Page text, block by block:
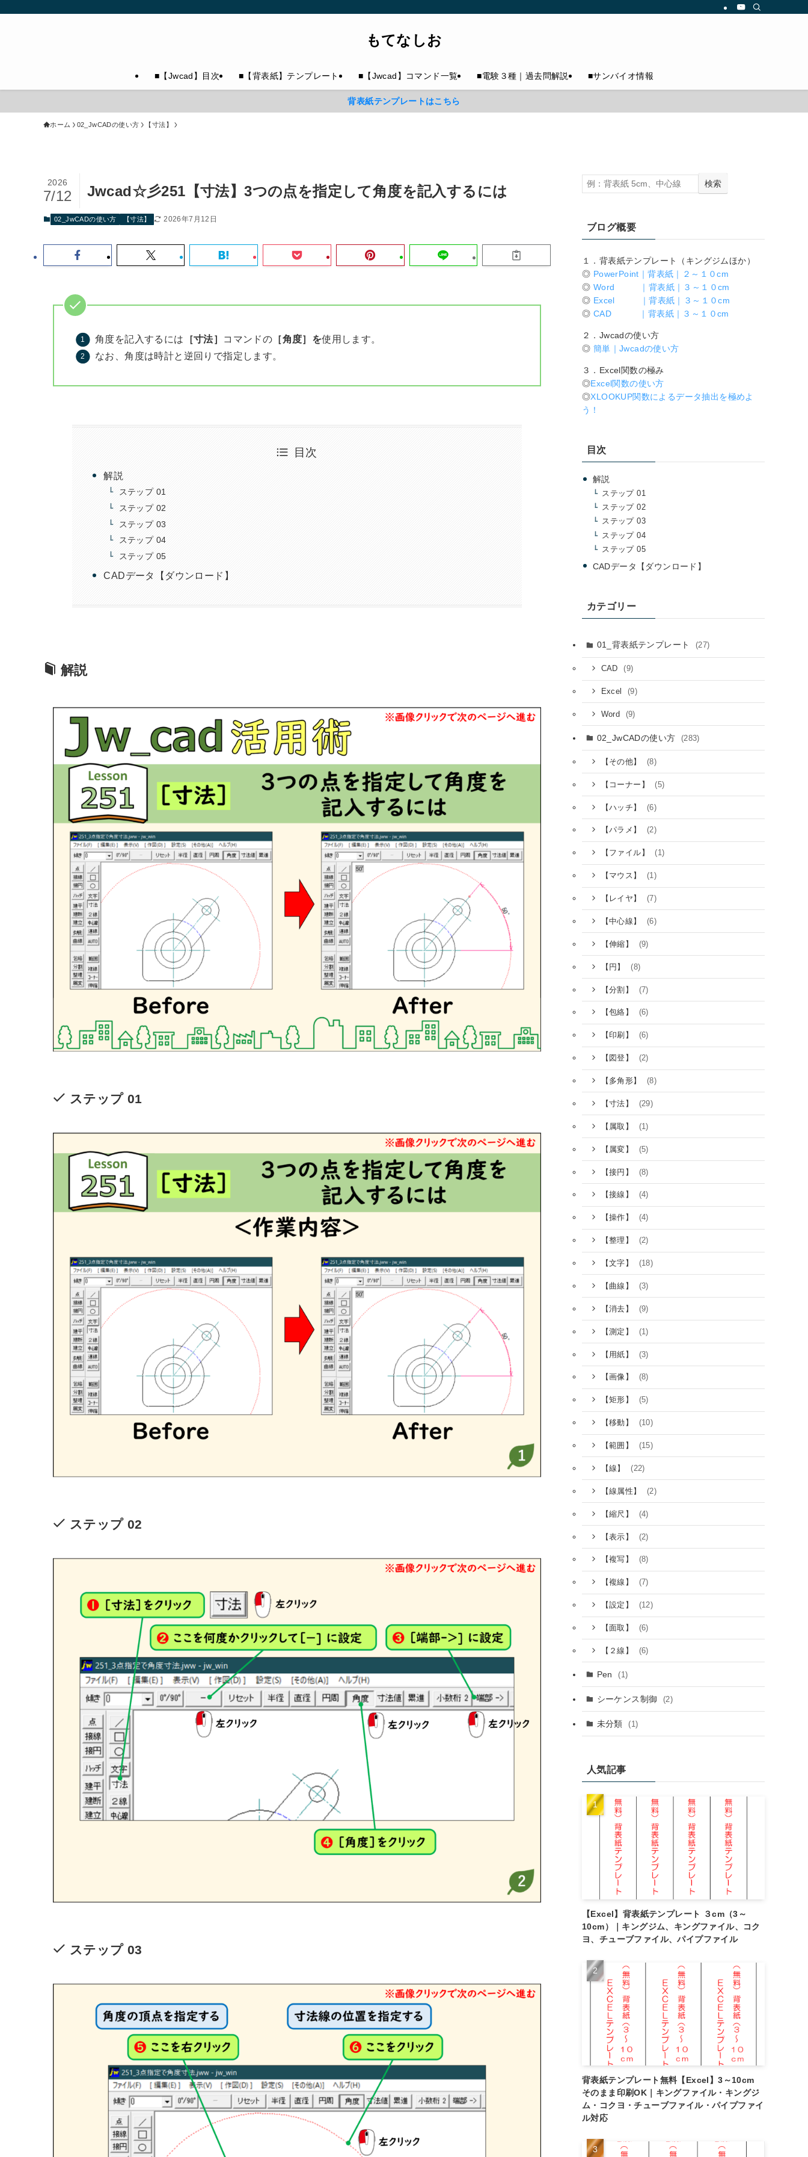
もてなしお
■【Jwcad】目次 ■【背表紙】テンプレート ■【Jwcad】コマンド一覧 ■電験３種｜過去問解説 ■サンバイオ情報
背表紙テンプレートはこちら
ホーム 02_JwCADの使い方 【寸法】
Jwcad☆彡251【寸法】3つの点を指定して角度を記入するには
2026
7/12
02_JwCADの使い方 【寸法】 2026年7月12日
角度を記入するには ［寸法］ コマンドの ［角度］を使用します。
なお、角度は時計と逆回りで指定します。
目次
解説
ステップ 01
ステップ 02
ステップ 03
ステップ 04
ステップ 05
CADデータ【ダウンロード】
解説
ステップ 01
ステップ 02
ステップ 03
検索
ブログ概要
１．背表紙テンプレート（キングジムほか）
◎ PowerPoint｜背表紙｜２～１０cm
◎ Word ｜背表紙｜３～１０cm
◎ Excel ｜背表紙｜３～１０cm
◎ CAD ｜背表紙｜３～１０cm
２．Jwcadの使い方
◎ 簡単｜Jwcadの使い方
３．Excel関数の極み
◎Excel関数の使い方
◎XLOOKUP関数によるデータ抽出を極めよ
う！
目次
解説
ステップ 01
ステップ 02
ステップ 03
ステップ 04
ステップ 05
CADデータ【ダウンロード】
カテゴリー
01_背表紙テンプレート (27)
CAD (9)
Excel (9)
Word (9)
02_JwCADの使い方 (283)
【その他】 (8)
【コーナー】 (5)
【ハッチ】 (6)
【パラメ】 (2)
【ファイル】 (1)
【マウス】 (1)
【レイヤ】 (7)
【中心線】 (6)
【伸縮】 (9)
【円】 (8)
【分割】 (7)
【包絡】 (6)
【印刷】 (6)
【図登】 (2)
【多角形】 (8)
【寸法】 (29)
【属取】 (1)
【属変】 (5)
【接円】 (8)
【接線】 (4)
【操作】 (4)
【整理】 (2)
【文字】 (18)
【曲線】 (3)
【消去】 (9)
【測定】 (1)
【用紙】 (3)
【画像】 (8)
【矩形】 (5)
【移動】 (10)
【範囲】 (15)
【線】 (22)
【線属性】 (2)
【縮尺】 (4)
【表示】 (2)
【複写】 (8)
【複線】 (7)
【設定】 (12)
【面取】 (6)
【２線】 (6)
Pen (1)
シーケンス制御 (2)
未分類 (1)
人気記事
【Excel】背表紙テンプレート ３cm（3～
10cm）｜キングジム、キングファイル、コク
ヨ、チューブファイル、パイプファイル
背表紙テンプレート無料【Excel】3～10cm
そのまま印刷OK｜キングファイル・キングジ
ム・コクヨ・チューブファイル・パイプファイ
ル対応